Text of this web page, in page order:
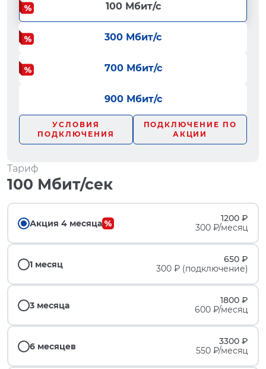
100 Мбит/с
300 Мбит/с
700 Мбит/с
900 Мбит/с
УСЛОВИЯ
ПОДКЛЮЧЕНИЯ
ПОДКЛЮЧЕНИЕ ПО
АКЦИИ
Тариф
100 Мбит/сек
Акция 4 месяца
1200 ₽
300 ₽/месяц
1 месяц
650 ₽
300 ₽ (подключение)
3 месяца
1800 ₽
600 ₽/месяц
6 месяцев
3300 ₽
550 ₽/месяц